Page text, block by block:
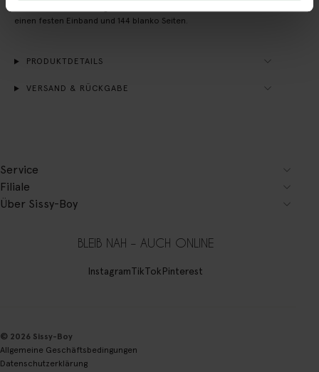
einen festen Einband und 144 blanko Seiten.
PRODUKTDETAILS
VERSAND & RÜCKGABE
Service
Filiale
Über Sissy-Boy
BLEIB NAH – AUCH ONLINE
InstagramTikTokPinterest
© 2026 Sissy-Boy
Allgemeine Geschäftsbedingungen
Datenschutzerklärung